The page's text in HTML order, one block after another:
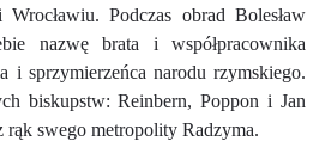
Podczas obrad Bolesław
nazwę brata i współpracownika
i sprzymierzeńca narodu rzymskiego.
biskupstw: Reinbern, Poppon i Jan
rąk swego metropolity Radzyma.